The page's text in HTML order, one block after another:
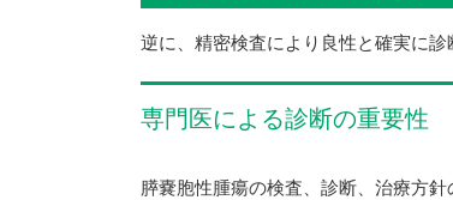
逆に、精密検査により良性と確実に
専門医による診断の重要性
膵嚢胞性腫瘍の検査、診断、治療方